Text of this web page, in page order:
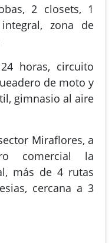
2 closets, 1
zona de
horas, circuito
de moto y
gimnasio al aire
Miraflores, a
comercial la
más de 4 rutas
cercana a 3